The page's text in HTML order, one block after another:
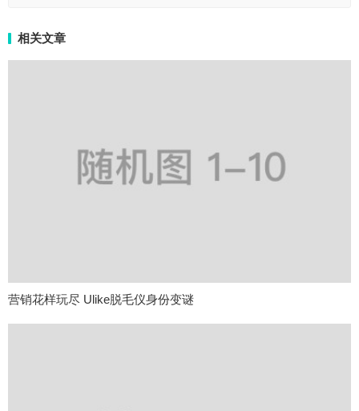
相关文章
营销花样玩尽 Ulike脱毛仪身份变谜